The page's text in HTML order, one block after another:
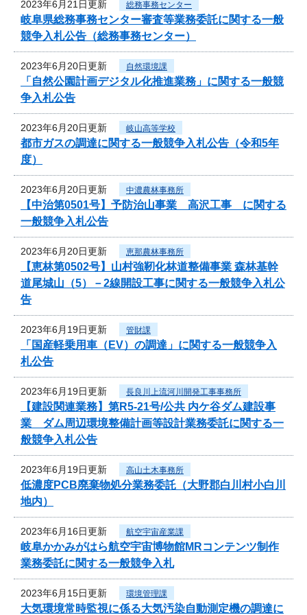
2023年6月21日更新 総務事務センター
岐阜県総務事務センター審査等業務委託に関する一般
競争入札公告（総務事務センター）
2023年6月20日更新 自然環境課
「自然公園計画デジタル化推進業務」に関する一般競
争入札公告
2023年6月20日更新 岐山高等学校
都市ガスの調達に関する一般競争入札公告（令和5年
度）
2023年6月20日更新 中濃農林事務所
【中治第0501号】予防治山事業 高沢工事 に関する
一般競争入札公告
2023年6月20日更新 恵那農林事務所
【恵林第0502号】山村強靭化林道整備事業 森林基幹
道尾城山（5）－2線開設工事に関する一般競争入札公
告
2023年6月19日更新 管財課
「国産軽乗用車（EV）の調達」に関する一般競争入
札公告
2023年6月19日更新 長良川上流河川開発工事事務所
【建設関連業務】第R5-21号/公共 内ケ谷ダム建設事
業 ダム周辺環境整備計画等設計業務委託に関する一
般競争入札公告
2023年6月19日更新 高山土木事務所
低濃度PCB廃棄物処分業務委託（大野郡白川村小白川
地内）
2023年6月16日更新 航空宇宙産業課
岐阜かかみがはら航空宇宙博物館MRコンテンツ制作
業務委託に関する一般競争入札
2023年6月15日更新 環境管理課
大気環境常時監視に係る大気汚染自動測定機の調達に